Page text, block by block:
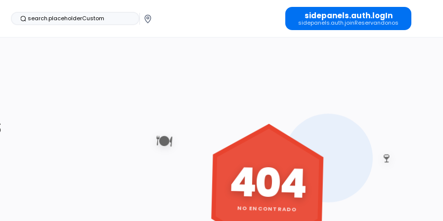
search.placeholderCustom sidepanels.auth.logIn
sidepanels.auth.joinReservandonos
🍽️
🍷
404
NO ENCONTRADO